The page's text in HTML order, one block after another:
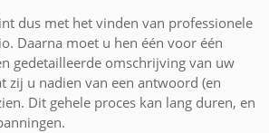
dus met het vinden van professionele
Daarna moet u hen één voor één
gedetailleerde omschrijving van uw
zij u nadien van een antwoord (en
Dit gehele proces kan lang duren, en